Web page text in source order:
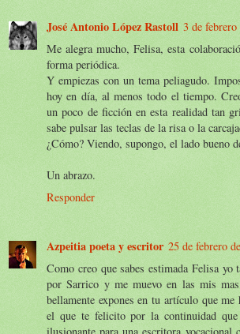
José Antonio López Rastoll 3 de
Me alegra mucho, Felisa, esta
forma periódica.
Y empiezas con un tema peliagudo.
hoy en día, al menos todo el tiempo.
un poco de ficción en esta realidad tan
sabe pulsar las teclas de la risa o la
¿Cómo? Viendo, supongo, el lado bueno
Un abrazo.
Responder
Azpeitia poeta y escritor 25 de febrero
Como creo que sabes estimada Felisa yo
por Sarrico y me muevo en las mis
bellamente expones en tu artículo que
el que te felicito por la continuidad